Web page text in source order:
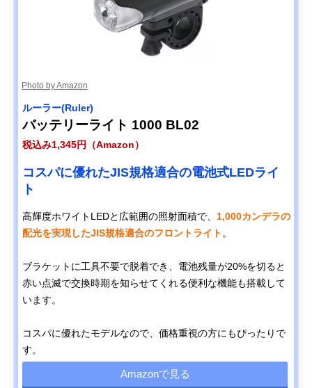
Photo by Amazon
ルーラー(Ruler)
バッテリーライト 1000 BL02
税込み1,345円（Amazon）
コスパに優れたJIS規格適合の電池式LEDライ
ト
高輝度ホワイトLEDと広範囲の照射面積で、 1,000カンデラの
配光を実現したJIS規格適合のフロントライト 。
ブラケットに工具不要で脱着でき、電池残量が20%を切ると
赤い点滅で交換時期を知らせてくれる便利な機能も搭載して
います。
コスパに優れたモデルなので、価格重視の方にもぴったりで
す。
Amazonで見る